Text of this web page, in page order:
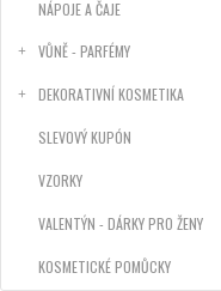
NÁPOJE A ČAJE
VŮNĚ - PARFÉMY
DEKORATIVNÍ KOSMETIKA
SLEVOVÝ KUPÓN
VZORKY
VALENTÝN - DÁRKY PRO ŽENY
KOSMETICKÉ POMŮCKY